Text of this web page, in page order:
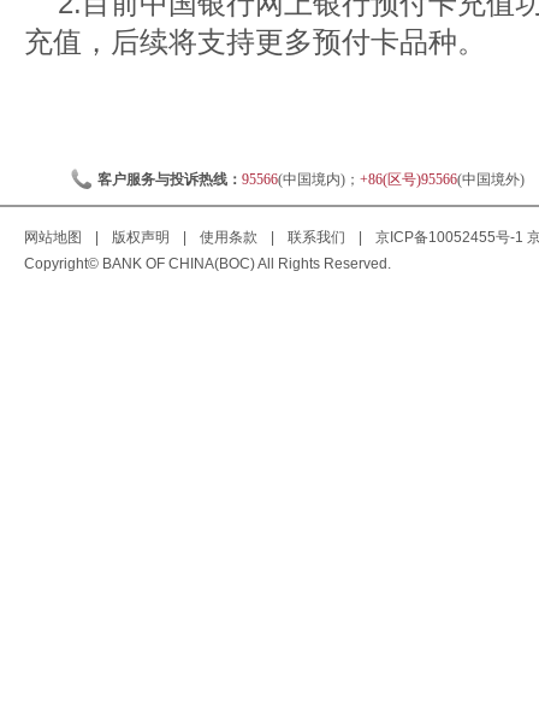
充值，后续将支持更多预付卡品种。
客户服务与投诉热线： 95566(中国境内)； +86(区号)95566(中国境外)
网站地图 版权声明 使用条款 联系我们 京ICP备10052455号-1
Copyright© BANK OF CHINA(BOC) All Rights Reserved.